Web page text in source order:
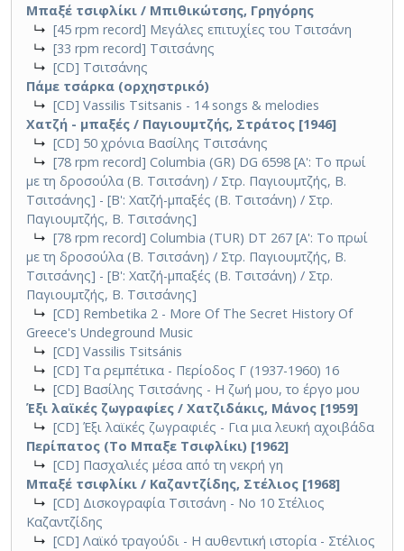
Μπαξέ τσιφλίκι / Μπιθικώτσης, Γρηγόρης
↳ [45 rpm record] Μεγάλες επιτυχίες του Τσιτσάνη
↳ [33 rpm record] Τσιτσάνης
↳ [CD] Τσιτσάνης
Πάμε τσάρκα (ορχηστρικό)
↳ [CD] Vassilis Tsitsanis - 14 songs & melodies
Χατζή - μπαξές / Παγιουμτζής, Στράτος [1946]
↳ [CD] 50 χρόνια Βασίλης Τσιτσάνης
↳ [78 rpm record] Columbia (GR) DG 6598 [A': Το πρωί
με τη δροσούλα (Β. Τσιτσάνη) / Στρ. Παγιουμτζής, Β.
Τσιτσάνης] - [Β': Χατζή-μπαξές (Β. Τσιτσάνη) / Στρ.
Παγιουμτζής, Β. Τσιτσάνης]
↳ [78 rpm record] Columbia (TUR) DT 267 [A': Το πρωί
με τη δροσούλα (Β. Τσιτσάνη) / Στρ. Παγιουμτζής, Β.
Τσιτσάνης] - [Β': Χατζή-μπαξές (Β. Τσιτσάνη) / Στρ.
Παγιουμτζής, Β. Τσιτσάνης]
↳ [CD] Rembetika 2 - More Of The Secret History Of
Greece's Undeground Music
↳ [CD] Vassilis Tsitsánis
↳ [CD] Τα ρεμπέτικα - Περίοδος Γ (1937-1960) 16
↳ [CD] Βασίλης Τσιτσάνης - Η ζωή μου, το έργο μου
Έξι λαϊκές ζωγραφίες / Χατζιδάκις, Μάνος [1959]
↳ [CD] Έξι λαϊκές ζωγραφιές - Για μια λευκή αχοιβάδα
Περίπατος (Το Μπαξε Τσιφλίκι) [1962]
↳ [CD] Πασχαλιές μέσα από τη νεκρή γη
Μπαξέ τσιφλίκι / Καζαντζίδης, Στέλιος [1968]
↳ [CD] Δισκογραφία Τσιτσάνη - Νο 10 Στέλιος
Καζαντζίδης
↳ [CD] Λαϊκό τραγούδι - Η αυθεντική ιστορία - Στέλιος